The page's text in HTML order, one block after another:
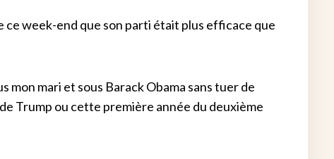
week-end que son parti était plus efficace que
mon mari et sous Barack Obama sans tuer de
Trump ou cette première année du deuxième